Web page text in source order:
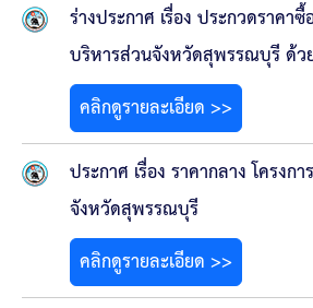
รายงานการประชุมสภา อบจ
รายงานรายรับรายจ่าย อบจ.สุ
รายงานการติดตามและประ
สรุปผลการประเมินความพึงพอใ
ระบบสืบค้นข้อมูล ประกาศ ก
ร่างประกาศ เรื่อง ประกวดราคา
บริหารส่วนจังหวัดสุพรรณบุรี ด้ว
คลิกดูรายละเอียด >>
ประกาศ เรื่อง ราคากลาง โครง
จังหวัดสุพรรณบุรี
คลิกดูรายละเอียด >>